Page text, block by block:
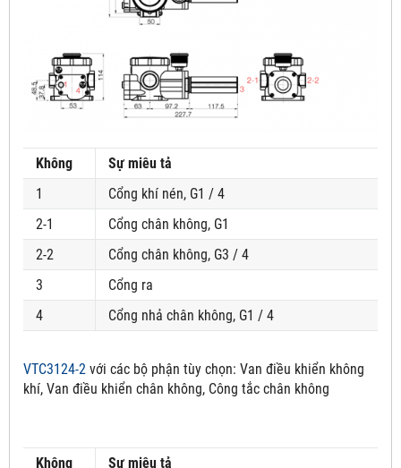
Không
Sự miêu tả
1
Cổng khí nén, G1 / 4
2-1
Cổng chân không, G1
2-2
Cổng chân không, G3 / 4
3
Cổng ra
4
Cổng nhả chân không, G1 / 4
VTC3124-2 với các bộ phận tùy chọn: Van điều khiển không
khí, Van điều khiển chân không, Công tắc chân không
Không Sự miêu tả